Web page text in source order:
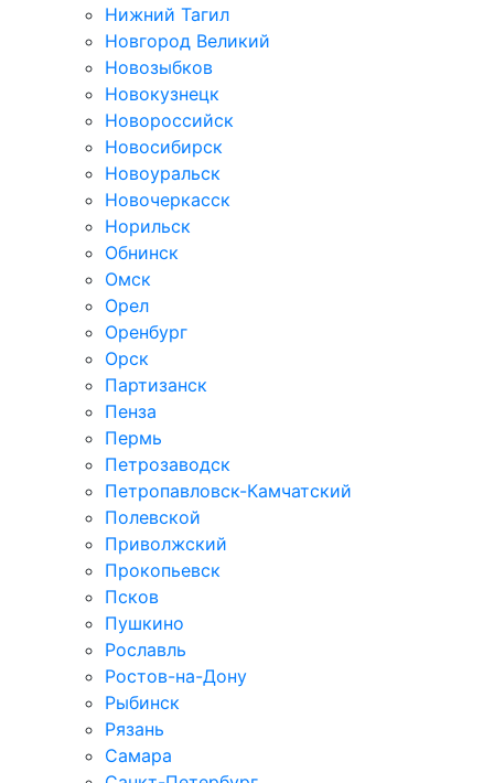
Нижний Тагил
Новгород Великий
Новозыбков
Новокузнецк
Новороссийск
Новосибирск
Новоуральск
Новочеркасск
Норильск
Обнинск
Омск
Орел
Оренбург
Орск
Партизанск
Пенза
Пермь
Петрозаводск
Петропавловск-Камчатский
Полевской
Приволжский
Прокопьевск
Псков
Пушкино
Рославль
Ростов-на-Дону
Рыбинск
Рязань
Самара